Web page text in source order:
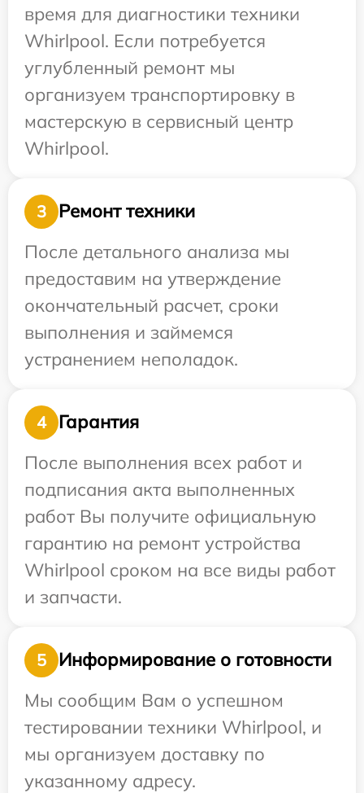
время для диагностики техники
Whirlpool. Если потребуется
углубленный ремонт мы
организуем транспортировку в
мастерскую в сервисный центр
Whirlpool.
3
Ремонт техники
После детального анализа мы
предоставим на утверждение
окончательный расчет, сроки
выполнения и займемся
устранением неполадок.
4
Гарантия
После выполнения всех работ и
подписания акта выполненных
работ Вы получите официальную
гарантию на ремонт устройства
Whirlpool сроком на все виды работ
и запчасти.
5
Информирование о готовности
Мы сообщим Вам о успешном
тестировании техники Whirlpool, и
мы организуем доставку по
указанному адресу.